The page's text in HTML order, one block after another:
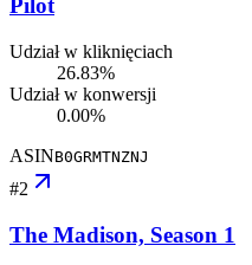
Pilot
Udział w kliknięciach
26.83%
Udział w konwersji
0.00%
ASINB0GRMTNZNJ
#2
The Madison, Season 1